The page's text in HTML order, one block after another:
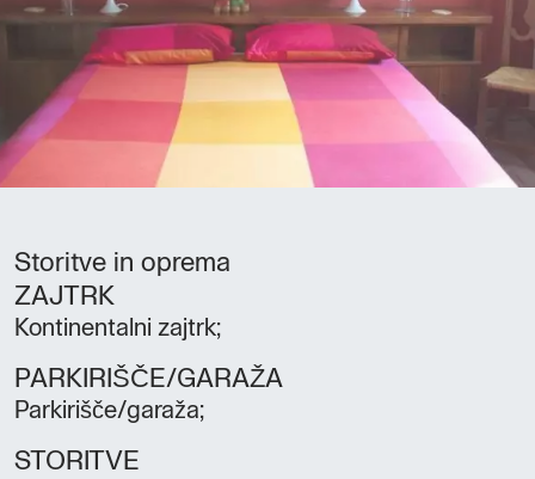
Storitve in oprema
ZAJTRK
Kontinentalni zajtrk;
PARKIRIŠČE/GARAŽA
Parkirišče/garaža;
STORITVE